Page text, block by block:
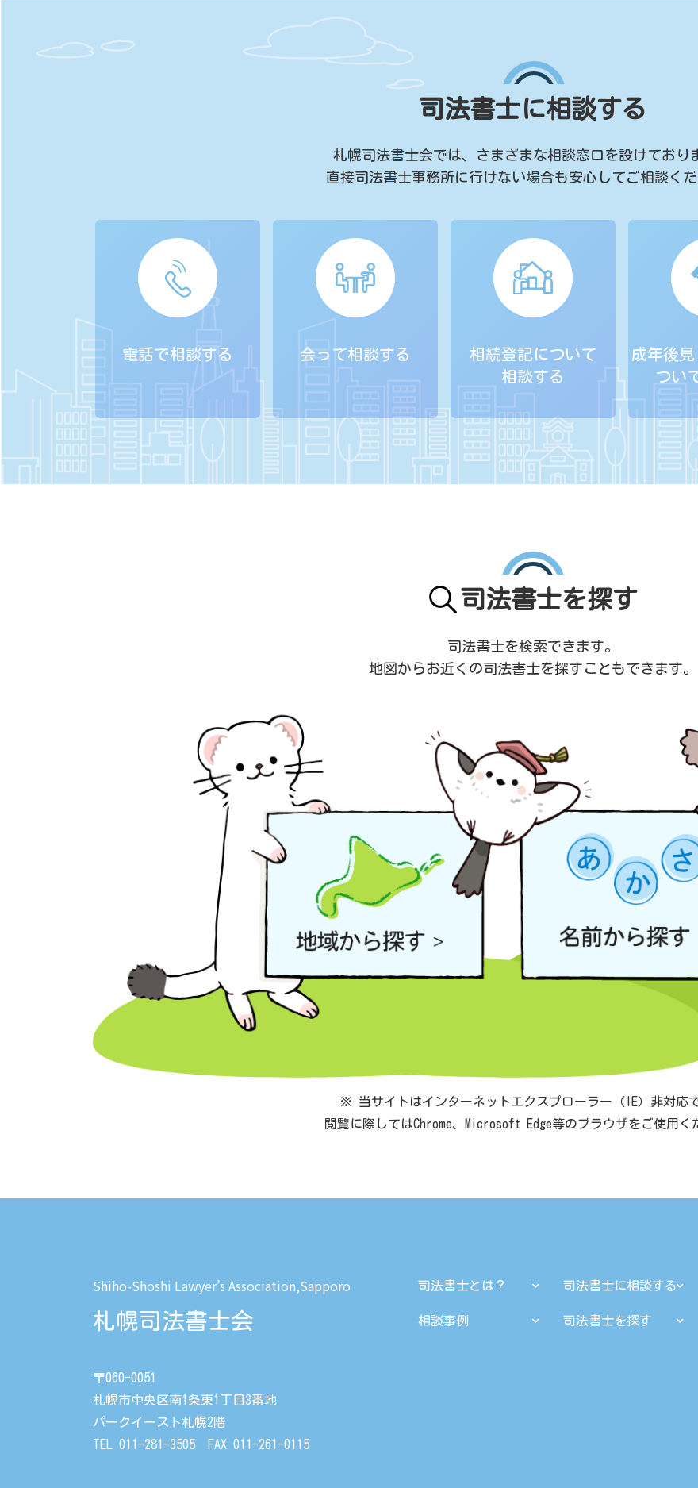
司法書士に相談する
札幌司法書士会では、
さまざまな相談窓口を設けており
直接司法書士事務所に行けない場合も安心してご相談くだ
電話で相談する 会って相談する
相続登記について
相談する
成年後
つい
司法書士を探す
司法書士を検索できます。
地図からお近くの司法書士を探すこともできます。
※ 当サイトはインターネットエクスプローラー（IE）非対応で
閲覧に際してはChrome、Microsoft Edge等のブラウザをご使用く
Shiho-Shoshi Lawyer’s Association,Sapporo
札幌司法書士会
〒060-0051
札幌市中央区南1条東1丁目3番地
パークイースト札幌2階
TEL 011-281-3505 FAX 011-261-0115
司法書士とは？ 司法書士に相談する
相談事例 司法書士を探す